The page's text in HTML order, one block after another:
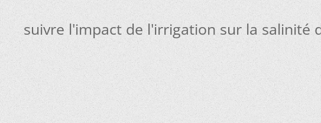
suivre l'impact de l'irrigation sur la salinité